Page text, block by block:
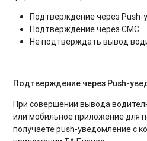
Подтверждение через Push-
Подтверждение через СМС
Не подтверждать вывод
Подтверждение через Push-
При совершении вывода
или мобильное приложение для
получаете push-уведомление с